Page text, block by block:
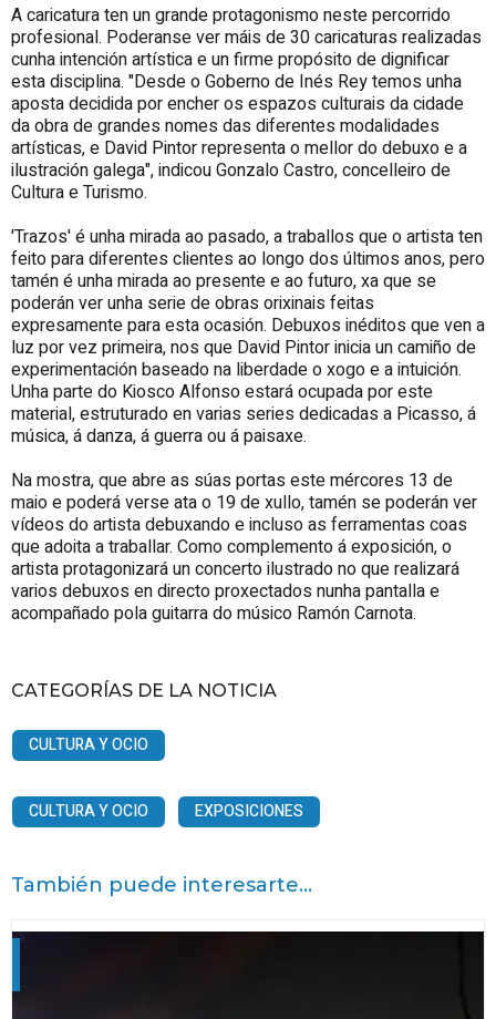
A caricatura ten un grande protagonismo neste percorrido
profesional. Poderanse ver máis de 30 caricaturas realizadas
cunha intención artística e un firme propósito de dignificar
esta disciplina. "Desde o Goberno de Inés Rey temos unha
aposta decidida por encher os espazos culturais da cidade
da obra de grandes nomes das diferentes modalidades
artísticas, e David Pintor representa o mellor do debuxo e a
ilustración galega", indicou Gonzalo Castro, concelleiro de
Cultura e Turismo.
'Trazos' é unha mirada ao pasado, a traballos que o artista ten
feito para diferentes clientes ao longo dos últimos anos, pero
tamén é unha mirada ao presente e ao futuro, xa que se
poderán ver unha serie de obras orixinais feitas
expresamente para esta ocasión. Debuxos inéditos que ven a
luz por vez primeira, nos que David Pintor inicia un camiño de
experimentación baseado na liberdade o xogo e a intuición.
Unha parte do Kiosco Alfonso estará ocupada por este
material, estruturado en varias series dedicadas a Picasso, á
música, á danza, á guerra ou á paisaxe.
Na mostra, que abre as súas portas este mércores 13 de
maio e poderá verse ata o 19 de xullo, tamén se poderán ver
vídeos do artista debuxando e incluso as ferramentas coas
que adoita a traballar. Como complemento á exposición, o
artista protagonizará un concerto ilustrado no que realizará
varios debuxos en directo proxectados nunha pantalla e
acompañado pola guitarra do músico Ramón Carnota.
CATEGORÍAS DE LA NOTICIA
CULTURA Y OCIO
CULTURA Y OCIO EXPOSICIONES
También puede interesarte...